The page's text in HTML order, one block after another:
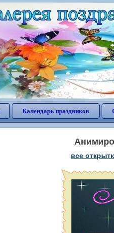
Календарь праздников
все